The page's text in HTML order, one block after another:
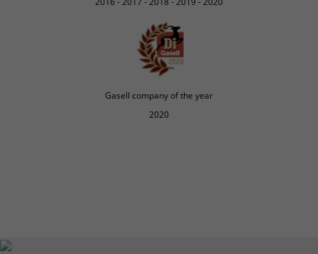
Gasell company of the year
2020